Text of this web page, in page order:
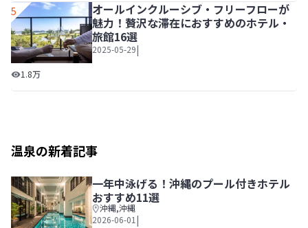
5
オールインクルーシブ・フリーフローが魅力！贅沢な滞在
1.8万
オールインクルーシブ・フリーフローが
魅力！贅沢な滞在におすすめのホテル・
旅館16選
2025-05-29|
温泉の新着記事
一年中泳げる！沖縄のプール付きホテル
おすすめ11選
沖縄,沖縄
2026-06-01 |